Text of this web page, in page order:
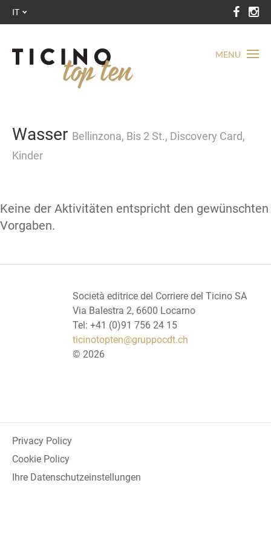
MENU
IT
Wasser Bellinzona, Bis 2 St., Discovery Card,
Kinder
Keine der Aktivitäten entspricht den gewünschten
Vorgaben.
Società editrice del Corriere del Ticino SA
Via Balestra 2, 6600 Locarno
Tel: +41 (0)91 756 24 15
ticinotopten@gruppocdt.ch
© 2026
Privacy Policy
Cookie Policy
Ihre Datenschutzeinstellungen